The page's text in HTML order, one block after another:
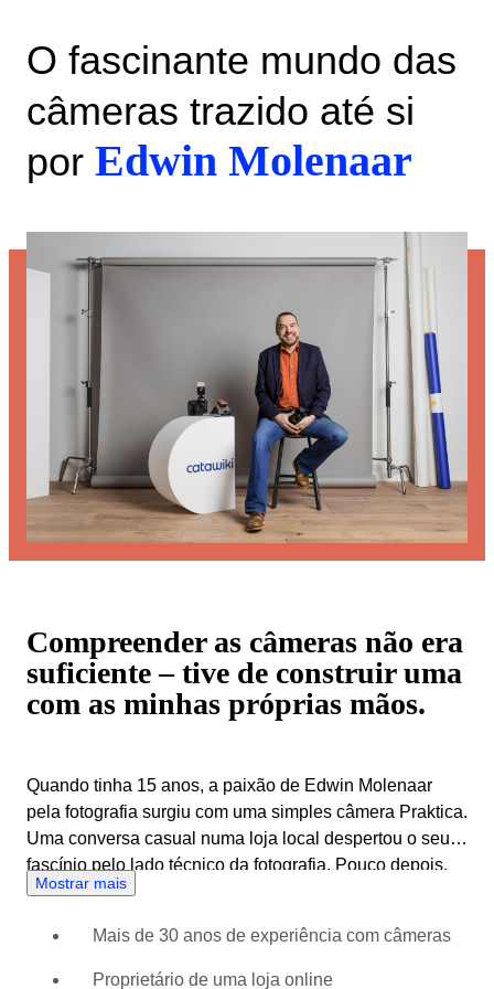
O fascinante mundo das
câmeras trazido até si
por Edwin Molenaar
Compreender as câmeras não era
suficiente – tive de construir uma
com as minhas próprias mãos.
Quando tinha 15 anos, a paixão de Edwin Molenaar
pela fotografia surgiu com uma simples câmera Praktica.
Uma conversa casual numa loja local despertou o seu
fascínio pelo lado técnico da fotografia. Pouco depois,
começou a trabalhar a tempo parcial nessa loja.
pormenores. Esta experiência levou-o a estudar
fotografia na escola de arte e mais tarde na
Mostrar mais
Mais de 30 anos de experiência com câmeras
Proprietário de uma loja online